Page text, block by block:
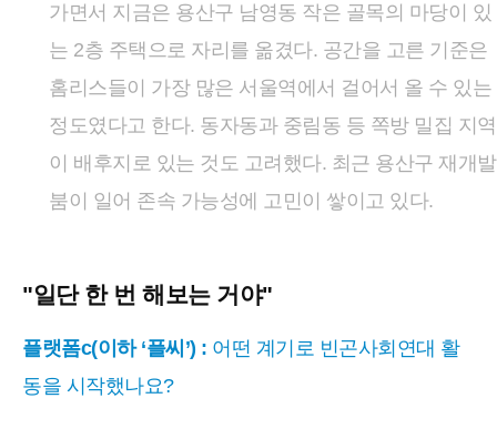
가면서 지금은 용산구 남영동 작은 골목의 마당이 있
는 2층 주택으로 자리를 옮겼다. 공간을 고른 기준은
홈리스들이 가장 많은 서울역에서 걸어서 올 수 있는
정도였다고 한다. 동자동과 중림동 등 쪽방 밀집 지역
이 배후지로 있는 것도 고려했다. 최근 용산구 재개발
붐이 일어 존속 가능성에 고민이 쌓이고 있다.
"일단 한 번 해보는 거야"
플랫폼c(이하 ‘플씨’) : 어떤 계기로 빈곤사회연대 활
동을 시작했나요?